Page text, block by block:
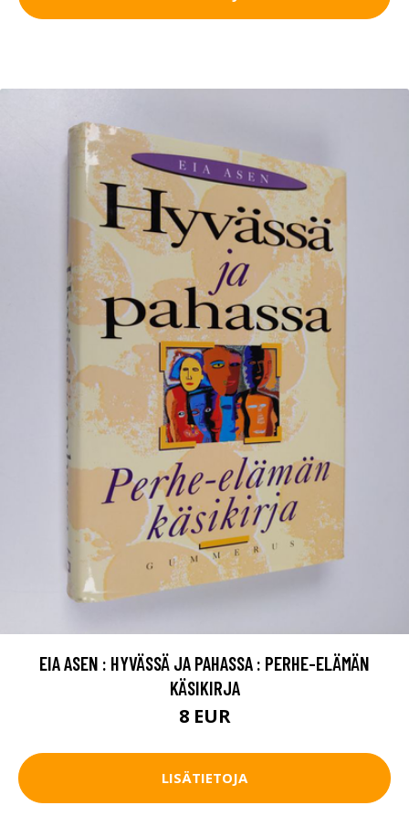
EIA ASEN : HYVÄSSÄ JA PAHASSA : PERHE-ELÄMÄN
KÄSIKIRJA
8 EUR
LISÄTIETOJA